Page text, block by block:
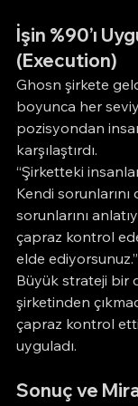
İşin %90’ı
(Execution)
Ghosn şirkete
boyunca her
pozisyondan
karşılaştırdı.
“Şirketteki
Kendi
sorunlarını
çapraz kontrol
elde ediyorsunuz.”
Büyük strateji bir
şirketinden
çapraz kontrol
uyguladı.
Sonuç ve